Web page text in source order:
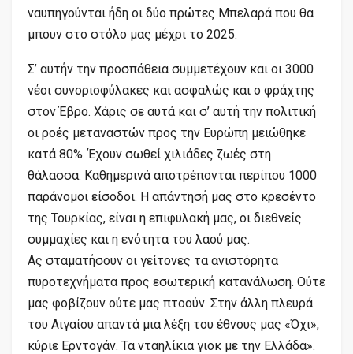
ναυπηγούνται ήδη οι δύο πρώτες Μπελαρά που θα
μπουν στο στόλο μας μέχρι το 2025.
Σ’ αυτήν την προσπάθεια συμμετέχουν και οι 3000
νέοι συνοριοφύλακες και ασφαλώς και ο φράχτης
στον Έβρο. Χάρις σε αυτά και σ’ αυτή την πολιτική
οι ροές μεταναστών προς την Ευρώπη μειώθηκε
κατά 80%. Έχουν σωθεί χιλιάδες ζωές στη
θάλασσα. Καθημερινά αποτρέπονται περίπου 1000
παράνομοι είσοδοι. Η απάντησή μας στο κρεσέντο
της Τουρκίας, είναι η επιφυλακή μας, οι διεθνείς
συμμαχίες και η ενότητα του λαού μας.
Ας σταματήσουν οι γείτονες τα ανιστόρητα
πυροτεχνήματα προς εσωτερική κατανάλωση. Ούτε
μας φοβίζουν ούτε μας πτοούν. Στην άλλη πλευρά
του Αιγαίου απαντά μια λέξη του έθνους μας «Όχι»,
κύριε Ερντογάν. Τα νταηλίκια γιοκ με την Ελλάδα».